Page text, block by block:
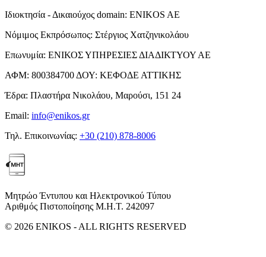
Ιδιοκτησία - Δικαιούχος domain: ENIKOS AE
Νόμιμος Εκπρόσωπος: Στέργιος Χατζηνικολάου
Επωνυμία: ΕΝΙΚΟΣ ΥΠΗΡΕΣΙΕΣ ΔΙΑΔΙΚΤΥΟΥ ΑΕ
ΑΦΜ: 800384700 ΔΟΥ: ΚΕΦΟΔΕ ΑΤΤΙΚΗΣ
Έδρα: Πλαστήρα Νικολάου, Μαρούσι, 151 24
Email: info@enikos.gr
Τηλ. Επικοινωνίας: +30 (210) 878-8006
Μητρώο Έντυπου και Ηλεκτρονικού Τύπου
Αριθμός Πιστοποίησης Μ.Η.Τ. 242097
© 2026 ENIKOS - ALL RIGHTS RESERVED